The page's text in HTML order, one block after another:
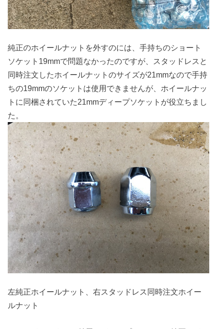
純正のホイールナットを外すのには、手持ちのショート
ソケット19mmで問題なかったのですが、スタッドレスと
同時注文したホイールナットのサイズが21mmなので手持
ちの19mmのソケットは使用できませんが、ホイールナッ
トに同梱されていた21mmディープソケットが役立ちまし
た。
左純正ホイールナット、右スタッドレス同時注文ホイー
ルナット